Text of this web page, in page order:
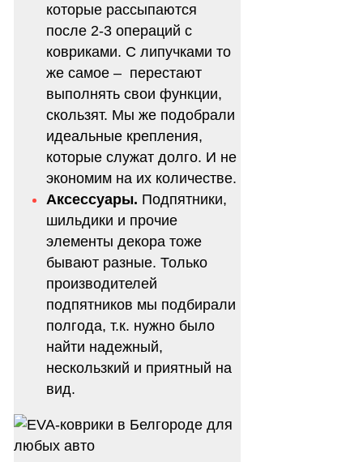
которые рассыпаются
после 2-3 операций с
ковриками. С липучками то
же самое – перестают
выполнять свои функции,
скользят. Мы же подобрали
идеальные крепления,
которые служат долго. И не
экономим на их количестве.
Аксессуары. Подпятники,
шильдики и прочие
элементы декора тоже
бывают разные. Только
производителей
подпятников мы подбирали
полгода, т.к. нужно было
найти надежный,
нескользкий и приятный на
вид.